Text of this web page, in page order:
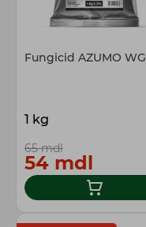
Fungicid AZUMO WG
1 kg
65 mdl
54 mdl